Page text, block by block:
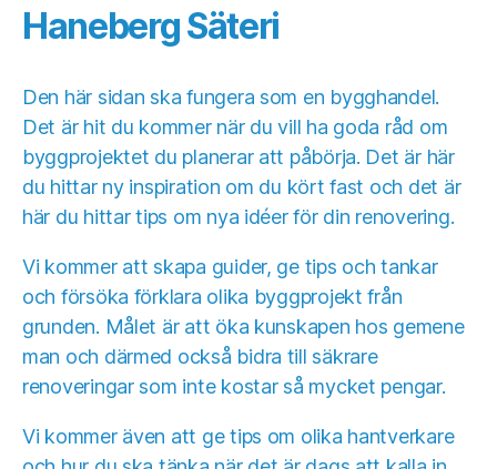
Haneberg Säteri
Den här sidan ska fungera som en bygghandel.
Det är hit du kommer när du vill ha goda råd om
byggprojektet du planerar att påbörja. Det är här
du hittar ny inspiration om du kört fast och det är
här du hittar tips om nya idéer för din renovering.
Vi kommer att skapa guider, ge tips och tankar
och försöka förklara olika byggprojekt från
grunden. Målet är att öka kunskapen hos gemene
man och därmed också bidra till säkrare
renoveringar som inte kostar så mycket pengar.
Vi kommer även att ge tips om olika hantverkare